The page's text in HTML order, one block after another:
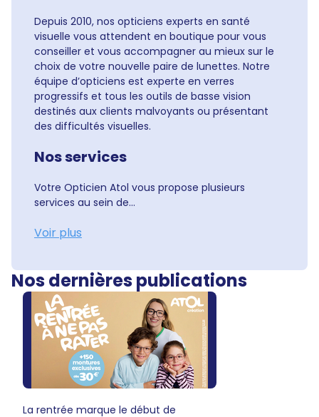
Depuis 2010, nos opticiens experts en santé
visuelle vous attendent en boutique pour vous
conseiller et vous accompagner au mieux sur le
choix de votre nouvelle paire de lunettes. Notre
équipe d’opticiens est experte en verres
progressifs et tous les outils de basse vision
destinés aux clients malvoyants ou présentant
des difficultés visuelles.
Nos services
Votre Opticien Atol vous propose plusieurs
services au sein de...
Voir plus
Nos dernières publications
La rentrée marque le début de